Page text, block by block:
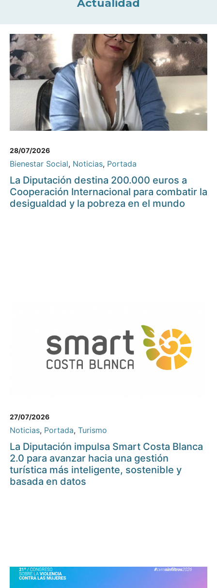
Actualidad
28/07/2026
Bienestar Social, Noticias, Portada
La Diputación destina 200.000 euros a
Cooperación Internacional para combatir la
desigualdad y la pobreza en el mundo
27/07/2026
Noticias, Portada, Turismo
La Diputación impulsa Smart Costa Blanca
2.0 para avanzar hacia una gestión
turística más inteligente, sostenible y
basada en datos